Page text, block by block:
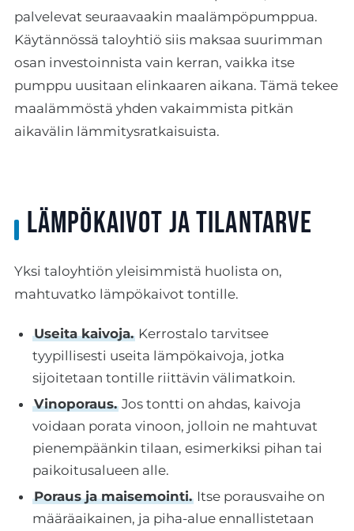
palvelevat seuraavaakin maalämpöpumppua.
Käytännössä taloyhtiö siis maksaa suurimman
osan investoinnista vain kerran, vaikka itse
pumppu uusitaan elinkaaren aikana. Tämä tekee
maalämmöstä yhden vakaimmista pitkän
aikavälin lämmitysratkaisuista.
Lämpökaivot ja tilantarve
Yksi taloyhtiön yleisimmistä huolista on,
mahtuvatko lämpökaivot tontille.
Useita kaivoja.Kerrostalo tarvitsee
tyypillisesti useita lämpökaivoja, jotka
sijoitetaan tontille riittävin välimatkoin.
Vinoporaus.Jos tontti on ahdas, kaivoja
voidaan porata vinoon, jolloin ne mahtuvat
pienempäänkin tilaan, esimerkiksi pihan tai
paikoitusalueen alle.
Poraus ja maisemointi.Itse porausvaihe on
määräaikainen, ja piha-alue ennallistetaan